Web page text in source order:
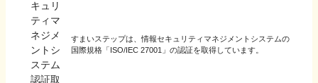
すまいステップは、情報セキュリティマネジメントシステムの
国際規格「ISO/IEC 27001」の認証を取得しています。